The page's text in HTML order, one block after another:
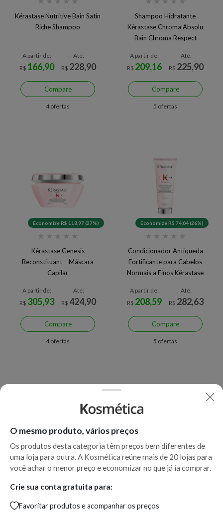
Kérastase Nutritive Bain Satin
Riche Shampoo
A partir de:
R$ 166,90
Até:
R$ 228,90
Compare
4 ofertas
Shampoo Hidratante
Kérastase Chroma Absolu
Bain Chroma Respect
A partir de:
R$ 209,16
Até:
R$ 225,90
Compare
5 ofertas
Economize R$ 118,97 (27%)
★ ★ ★ ★ ★
Kérastase Genesis
Reconstituant – Máscara
Capilar
A partir de:
R$ 305,93
Até:
R$ 424,90
Compare
4 ofertas
Economize R$ 74,04 (26%)
★ ★ ★ ★ ★
Condicionador Antiqueda
Fortificante para Cabelos
Normais a Finos Kérastase
Renforçateur
A partir de:
R$ 208,59
Até:
R$ 282,63
Compare
5 ofertas
Economize R$ 65,10 (27%)
Shampoo Kérastase Elixir
Ultime Le Bain
A partir de:
Economize R$ 18,13 (8%)
Kérastase Densifique Bain
A partir de:
O mesmo produto, vários preços
Os produtos desta categoria têm preços bem diferentes de
uma loja para outra. A Kosmética reúne mais de 20 lojas para
você achar o menor preço e economizar no que já ia comprar.
Crie sua conta gratuita para:
Favoritar produtos e acompanhar os preços